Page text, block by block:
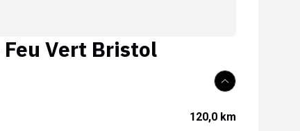
Feu Vert Bristol
120,0 km